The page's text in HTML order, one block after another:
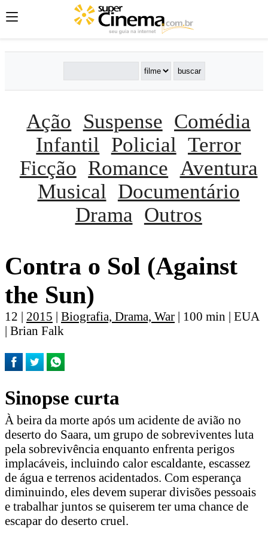
Ação Suspense Comédia
Infantil
Policial Terror
Ficção Romance Aventura
Musical
Documentário
Drama Outros
Contra o Sol (Against
the Sun)
12 | 2015 | Biografia, Drama, War | 100 min | EUA
| Brian Falk
Sinopse curta
À beira da morte após um acidente de avião no
deserto do Saara, um grupo de sobreviventes luta
pela sobrevivência enquanto enfrenta perigos
implacáveis, incluindo calor escaldante, escassez
de água e terrenos acidentados. Com esperança
diminuindo, eles devem superar divisões pessoais
e trabalhar juntos se quiserem ter uma chance de
escapar do deserto cruel.